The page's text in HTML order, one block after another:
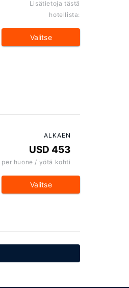
Lisätietoja tästä
hotellista:
Valitse
ALKAEN
USD 453
per huone / yötä kohti
Valitse